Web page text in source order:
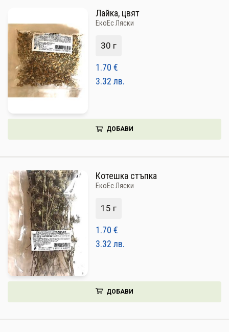
Лайка, цвят
ЕкоЕс Ляски
30 г
1.70 €
3.32 лв.
ДОБАВИ
Котешка стъпка
ЕкоЕс Ляски
15 г
1.70 €
3.32 лв.
ДОБАВИ